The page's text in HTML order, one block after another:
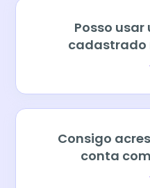
Posso
cadastrado
Consigo
conta